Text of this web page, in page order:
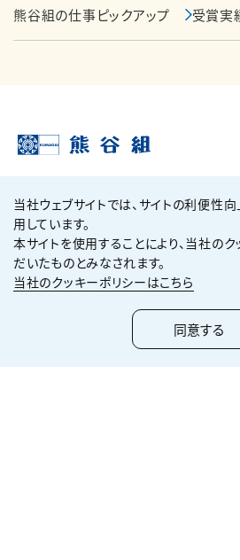
熊谷組の仕事ピックアップ 受賞実
企業情報
サステナビリティ
当社ウェブサイトでは、サイトの利便性
用しています。
本サイトを使用することにより、当社の
だいたものとみなされます。
当社のクッキーポリシーはこちら
同意する